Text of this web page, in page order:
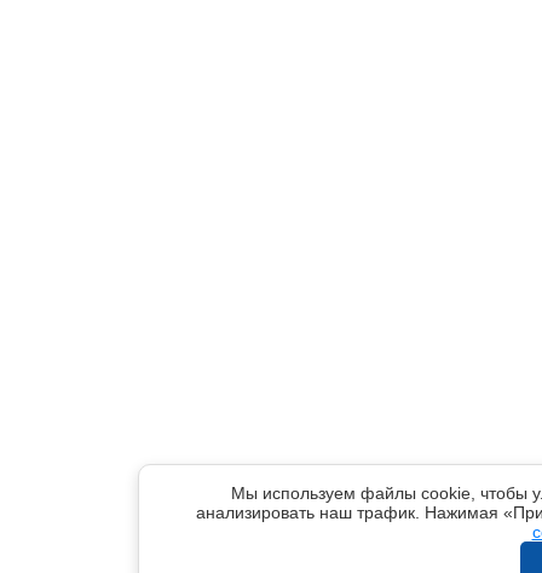
Мы используем файлы cookie, чтобы
анализировать наш трафик. Нажимая